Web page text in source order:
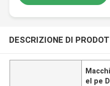
DESCRIZIONE DI
el pe